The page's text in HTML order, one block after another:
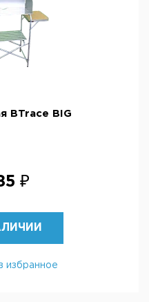
BTrace BIG
₽
избранное